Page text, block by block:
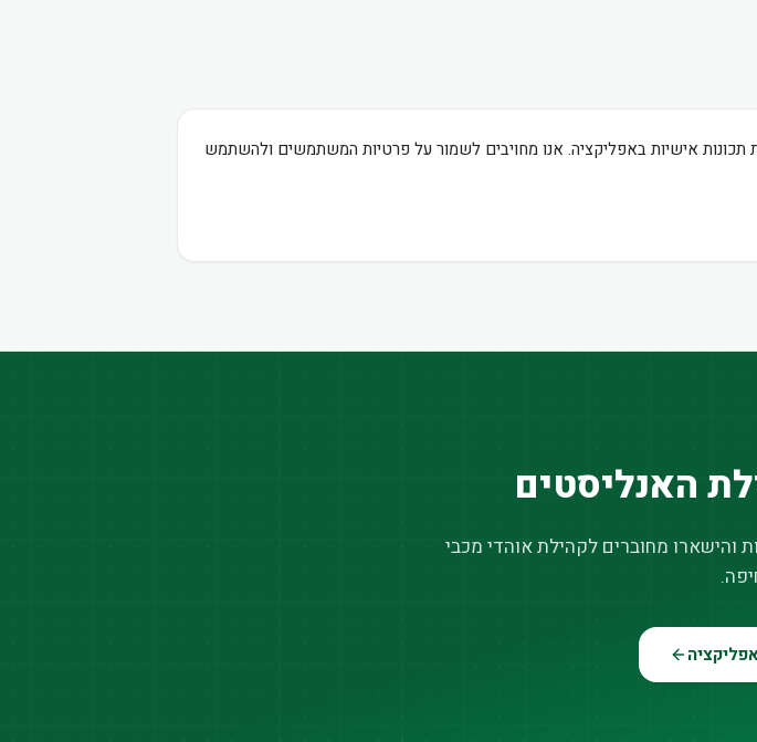
אישיות באפליקציה. אנו מחויבים לשמור על פרטיות המשתמשים ולהשתמש
האנליסטים
והישארו מחוברים לקהילת אוהדי מכבי